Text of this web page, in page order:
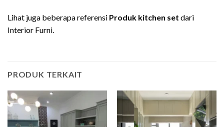
Lihat juga beberapa referensi Produk kitchen set dari
Interior Furni.
PRODUK TERKAIT